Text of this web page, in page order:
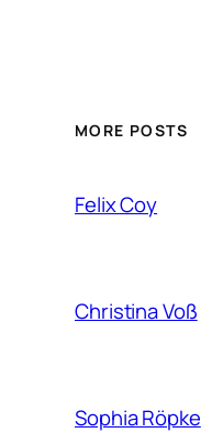
MORE POSTS
Felix Coy
Christina Voß
Sophia Röpke